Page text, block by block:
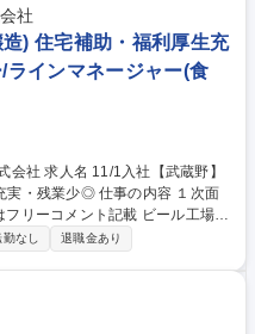
在庫管理・寝室管理・請求支払
休み】
社
) 住宅補助・福利厚生充
ラインマネージャー(食
武蔵野】
事の内容 １次面
リーコメント記載 ビール工場に
・ろ過）のオペレーション、生
ター ■品質確認、管理 ■設備の
、生産性、安全） 募集職種
なし 退職金あり